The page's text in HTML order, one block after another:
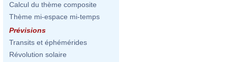
Calcul du thème composite
Thème mi-espace mi-temps
Prévisions
Transits et éphémérides
Révolution solaire